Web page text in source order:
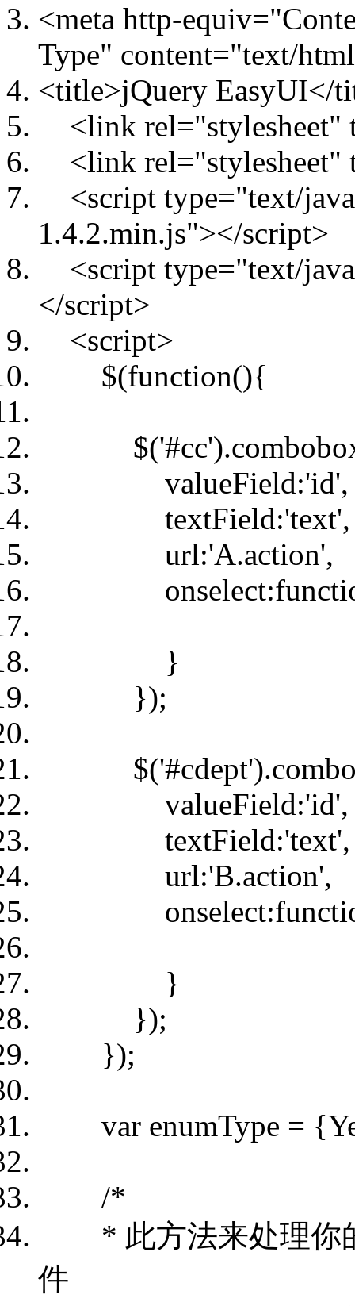
<meta http-
Type" content="text/
<title>jQuery EasyUI</
<link rel="stylesheet"
<link rel="stylesheet"
<script type="text/
1.4.2.min.js"></script>
<script type="text/
</script>
<script>
$(function(){
valueField:'id',
textField:'text',
url:'A.action',
}
});
valueField:'id',
textField:'text',
url:'B.action',
}
});
});
var enumType =
/*
* 此方法来处理你的
件